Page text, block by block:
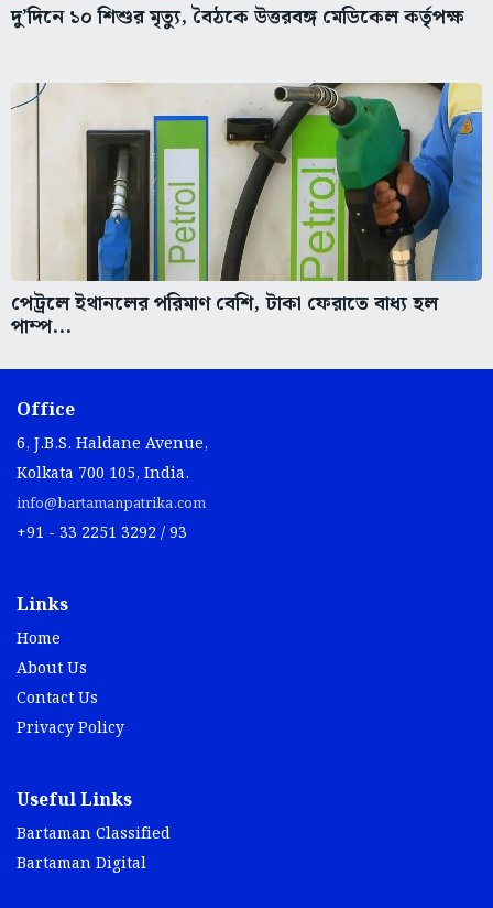
দু’দিনে ১০ শিশুর মৃত্যু, বৈঠকে উত্তরবঙ্গ মেডিকেল কর্তৃপক্ষ
পেট্রলে ইথানলের পরিমাণ বেশি, টাকা ফেরাতে বাধ্য হল
পাম্প...
Office
6, J.B.S. Haldane Avenue,
Kolkata 700 105, India.
info@bartamanpatrika.com
+91 - 33 2251 3292 / 93
Links
Home
About Us
Contact Us
Privacy Policy
Useful Links
Bartaman Classified
Bartaman Digital